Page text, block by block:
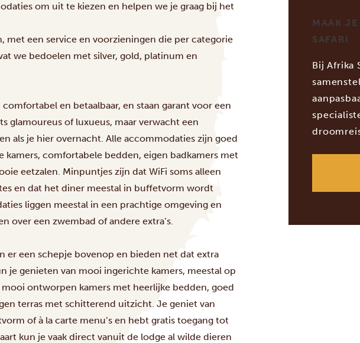
om uit te kiezen en helpen we je graag bij het
met een service en voorzieningen die per categorie
we bedoelen met silver, gold, platinum en
en betaalbaar, en staan garant voor een
glamoureus of luxueus, maar verwacht een
als je hier overnacht. Alle accommodaties zijn goed
comfortabele bedden, eigen badkamers met
eetzalen. Minpuntjes zijn dat WiFi soms alleen
en dat het diner meestal in buffetvorm wordt
liggen meestal in een prachtige omgeving en
over een zwembad of andere extra’s.
er een schepje bovenop en bieden net dat extra
je genieten van mooi ingerichte kamers, meestal op
ontworpen kamers met heerlijke bedden, goed
terras met schitterend uitzicht. Je geniet van
of à la carte menu’s en hebt gratis toegang tot
kun je vaak direct vanuit de lodge al wilde dieren
MAAK
SAFARI
Bij Afrika